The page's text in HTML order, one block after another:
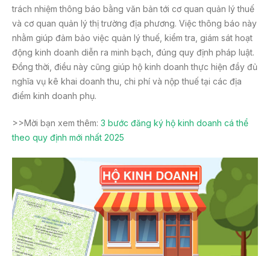
trách nhiệm thông báo bằng văn bản tới cơ quan quản lý thuế
và cơ quan quản lý thị trường địa phương. Việc thông báo này
nhằm giúp đảm bảo việc quản lý thuế, kiểm tra, giám sát hoạt
động kinh doanh diễn ra minh bạch, đúng quy định pháp luật.
Đồng thời, điều này cũng giúp hộ kinh doanh thực hiện đầy đủ
nghĩa vụ kê khai doanh thu, chi phí và nộp thuế tại các địa
điểm kinh doanh phụ.
>>Mời bạn xem thêm: 3 bước đăng ký hộ kinh doanh cá thể
theo quy định mới nhất 2025